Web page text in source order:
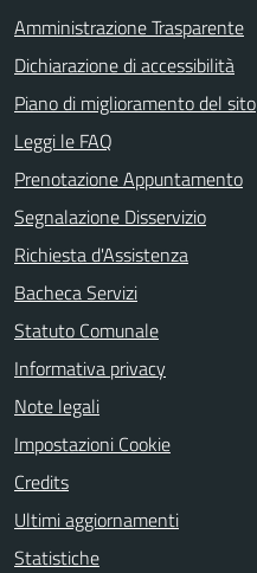
Amministrazione Trasparente
Dichiarazione di accessibilità
Piano di miglioramento del sito
Leggi le FAQ
Prenotazione Appuntamento
Segnalazione Disservizio
Richiesta d'Assistenza
Bacheca Servizi
Statuto Comunale
Informativa privacy
Note legali
Impostazioni Cookie
Credits
Ultimi aggiornamenti
Statistiche